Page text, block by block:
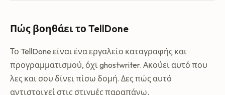
Πώς βοηθάει το TellDone
Το TellDone είναι ένα εργαλείο καταγραφής και
προγραμματισμού, όχι ghostwriter. Ακούει αυτό που
λες και σου δίνει πίσω δομή. Δες πώς αυτό
αντιστοιχεί στις στιγμές παραπάνω.